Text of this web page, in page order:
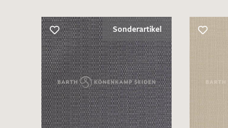
Sonderartikel